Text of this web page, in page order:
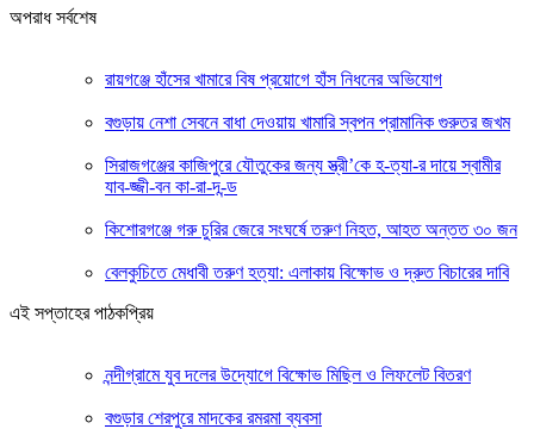
অপরাধ সর্বশেষ
রায়গঞ্জে হাঁসের খামারে বিষ প্রয়োগে হাঁস নিধনের অভিযোগ
বগুড়ায় নেশা সেবনে বাধা দেওয়ায় খামারি স্বপন প্রামানিক গুরুতর জখম
সিরাজগঞ্জের কাজিপুরে যৌতুকের জন্য স্ত্রী’কে হ-ত্যা-র দায়ে স্বামীর
যাব-জ্জী-বন কা-রা-দ-ন্ড
কিশোরগঞ্জে গরু চুরির জেরে সংঘর্ষে তরুণ নিহত, আহত অন্তত ৩০ জন
বেলকুচিতে মেধাবী তরুণ হত্যা: এলাকায় বিক্ষোভ ও দ্রুত বিচারের দাবি
এই সপ্তাহের পাঠকপ্রিয়
নন্দীগ্রামে যুব দলের উদ্যোগে বিক্ষোভ মিছিল ও লিফলেট বিতরণ
বগুড়ার শেরপুরে মাদকের রমরমা ব্যবসা